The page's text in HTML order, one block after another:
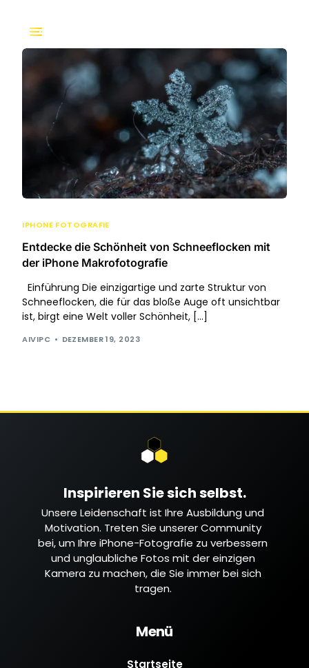
IPHONE FOTOGRAFIE
Entdecke die Schönheit von Schneeflocken mit
der iPhone Makrofotografie
Einführung Die einzigartige und zarte Struktur von
Schneeflocken, die für das bloße Auge oft unsichtbar
ist, birgt eine Welt voller Schönheit, […]
AIVIPC DEZEMBER 19, 2023
Inspirieren Sie sich selbst.
Unsere Leidenschaft ist Ihre Ausbildung und
Motivation. Treten Sie unserer Community
bei, um Ihre iPhone-Fotografie zu verbessern
und unglaubliche Fotos mit der einzigen
Kamera zu machen, die Sie immer bei sich
tragen.
Menü
Startseite